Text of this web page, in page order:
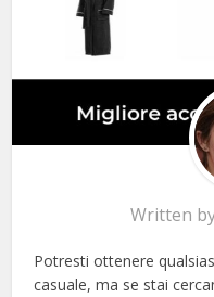
Written
Potresti ottenere
casuale, ma se stai